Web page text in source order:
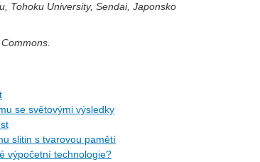
Tohoku University, Sendai, Japonsko
se světovými výsledky
slitin s tvarovou pamětí
výpočetní technologie?